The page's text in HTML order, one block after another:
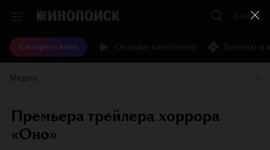
Войти
Смотреть кино
Премьера трейлера хоррора
«Оно»